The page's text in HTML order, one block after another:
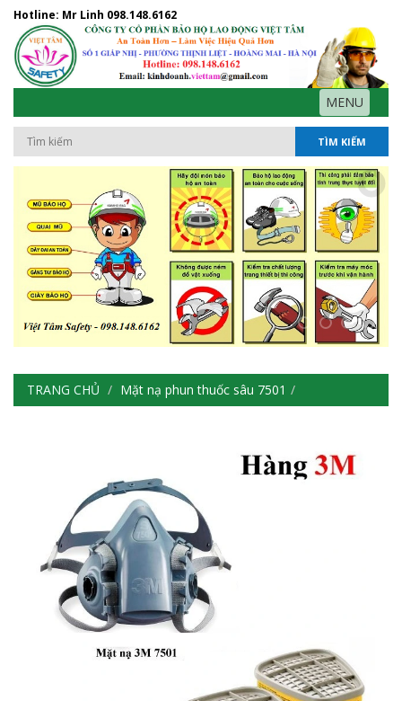
Hotline: Mr Linh 098.148.6162
MENU
TÌM KIẾM
TRANG CHỦ Mặt nạ phun thuốc sâu 7501